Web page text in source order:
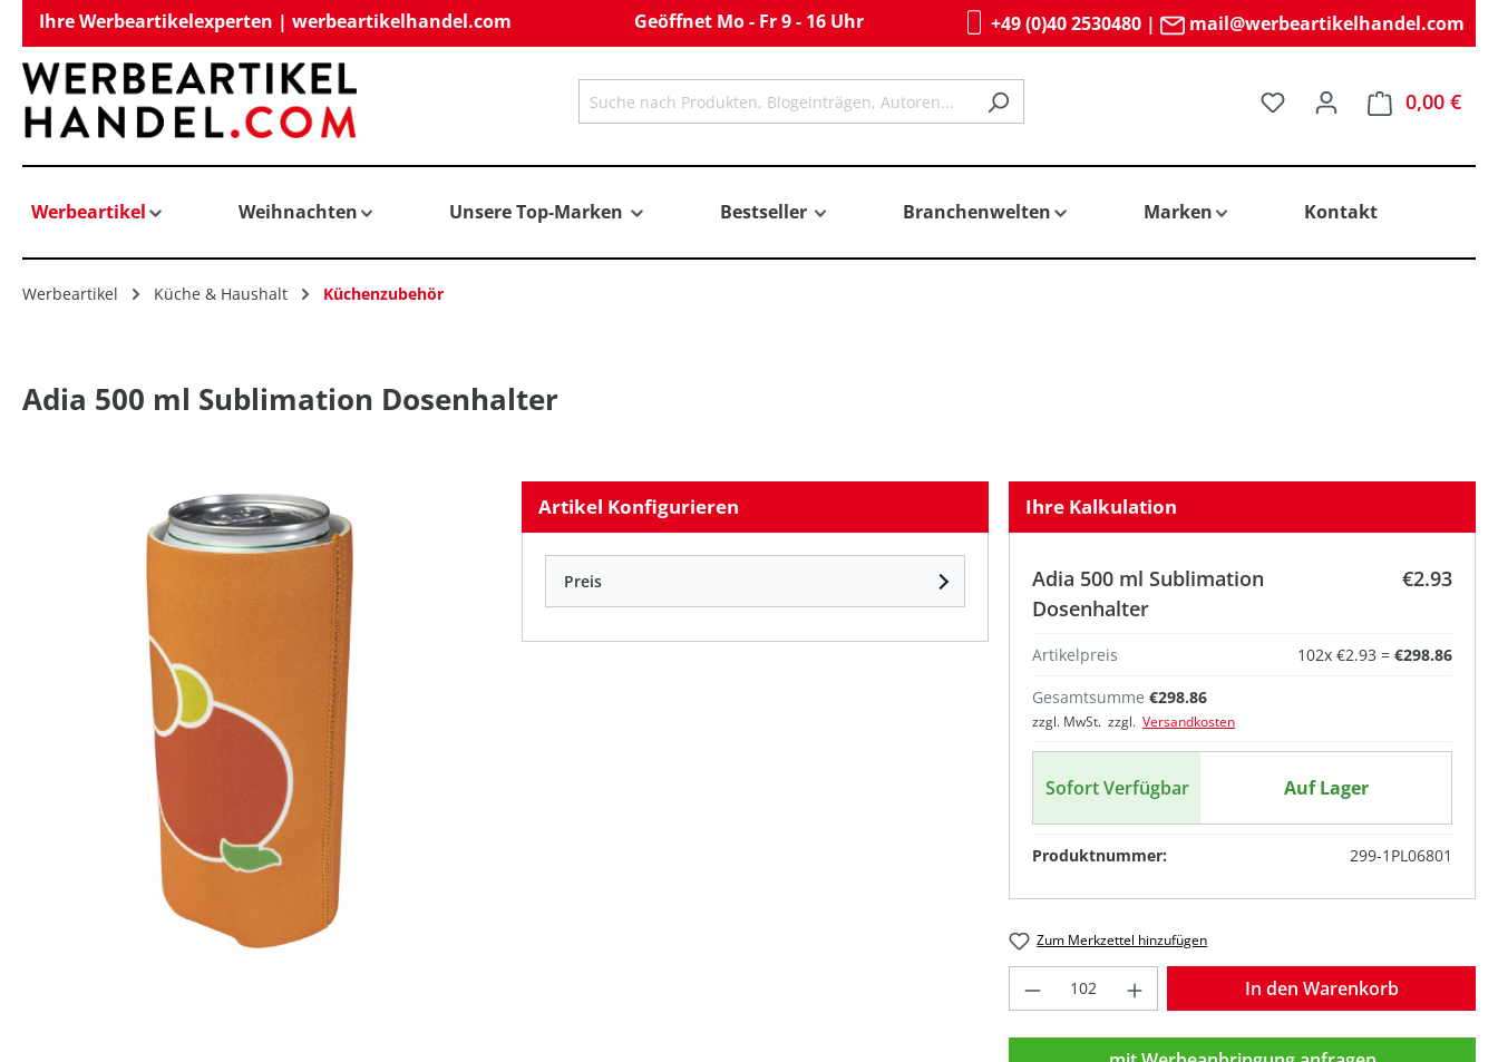
Zur Hauptnavigation springen
Ihre Werbeartikelexperten | werbeartikelhandel.com Geöffnet Mo - Fr 9 - 16 Uhr +49 (0)40 2530480| mail@werbeartikelhandel.com
Du hast 0 Produkte auf
0,00 €
Werbeartikel Weihnachten Unsere Top-Marken Bestseller Branchenwelten Marken Kontakt
Werbeartikel Küche & Haushalt Küchenzubehör
Adia 500 ml Sublimation Dosenhalter
Bildergalerie überspringen
Artikel Konfigurieren
Preis
Ihre Kalkulation
Adia 500 ml Sublimation
Dosenhalter
€2.93
Artikelpreis 102x €2.93 = €298.86
Gesamtsumme €298.86
zzgl. MwSt. zzgl. Versandkosten
Sofort Verfügbar Auf Lager
Produktnummer: 299-1PL06801
Zum Merkzettel hinzufügen
Produkt Anzahl: Gib denIn den Warenkorb